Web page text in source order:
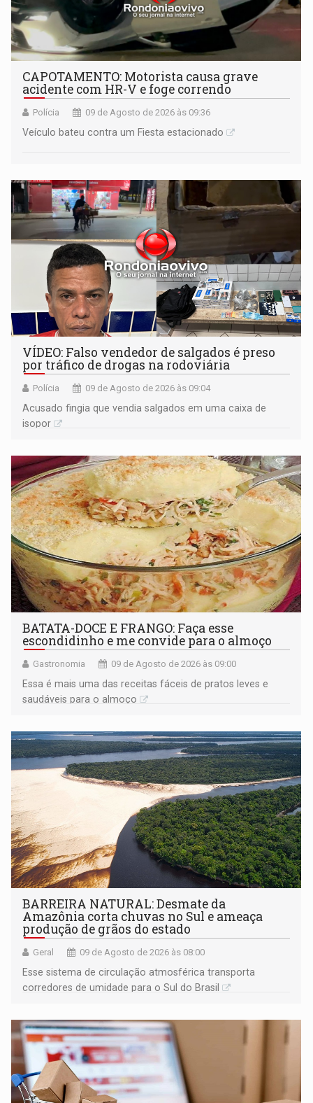
CAPOTAMENTO: Motorista causa grave
acidente com HR-V e foge correndo
Polícia 09 de Agosto de 2026 às 09:36
Veículo bateu contra um Fiesta estacionado
VÍDEO: Falso vendedor de salgados é preso
por tráfico de drogas na rodoviária
Polícia 09 de Agosto de 2026 às 09:04
Acusado fingia que vendia salgados em uma caixa de
isopor
BATATA-DOCE E FRANGO: Faça esse
escondidinho e me convide para o almoço
Gastronomia 09 de Agosto de 2026 às 09:00
Essa é mais uma das receitas fáceis de pratos leves e
saudáveis para o almoço
BARREIRA NATURAL: Desmate da
Amazônia corta chuvas no Sul e ameaça
produção de grãos do estado
Geral 09 de Agosto de 2026 às 08:00
Esse sistema de circulação atmosférica transporta
corredores de umidade para o Sul do Brasil